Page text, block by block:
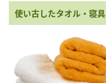
使い古したタオル・寝具